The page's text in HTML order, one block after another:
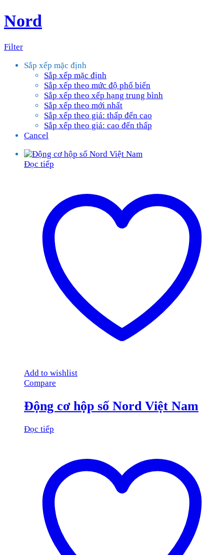
Nord
Filter
Sắp xếp mặc định
Sắp xếp mặc định
Sắp xếp theo mức độ phổ biến
Sắp xếp theo xếp hạng trung bình
Sắp xếp theo mới nhất
Sắp xếp theo giá: thấp đến cao
Sắp xếp theo giá: cao đến thấp
Cancel
Đọc tiếp
Add to wishlist
Compare
Động cơ hộp số Nord Việt Nam
Đọc tiếp